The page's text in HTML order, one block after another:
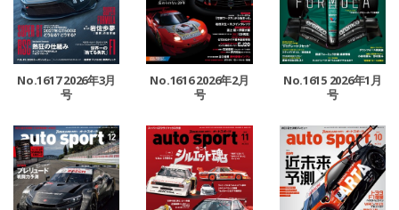
No.1617 2026年3月
号
No.1616 2026年2月
号
No.1615 2026年1月
号